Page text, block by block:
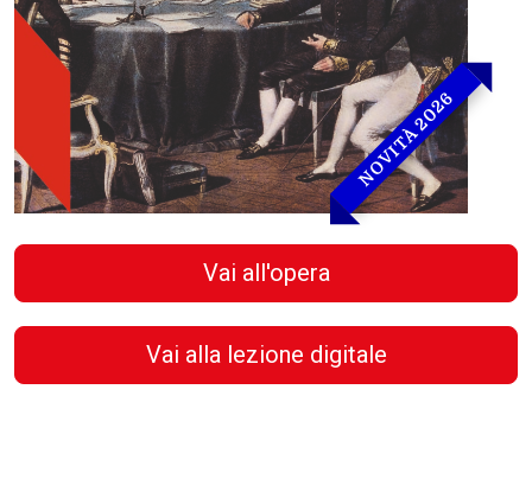
NOVITÀ 2026
Vai all'opera
Vai alla lezione digitale